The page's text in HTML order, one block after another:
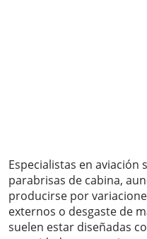
Especialistas en aviación
parabrisas de cabina,
producirse por
externos o desgaste de
suelen estar diseñadas